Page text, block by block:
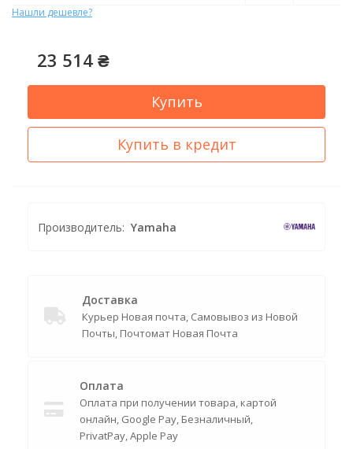
Нашли дешевле?
23 514 ₴
Купить
Купить в кредит
Производитель: Yamaha
Доставка
Курьер Новая почта, Самовывоз из Новой
Почты, Почтомат Новая Почта
Оплата
Оплата при получении товара, картой
онлайн, Google Pay, Безналичный,
PrivatPay, Apple Pay